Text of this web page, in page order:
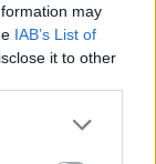
may
IAB’s List of
it to other